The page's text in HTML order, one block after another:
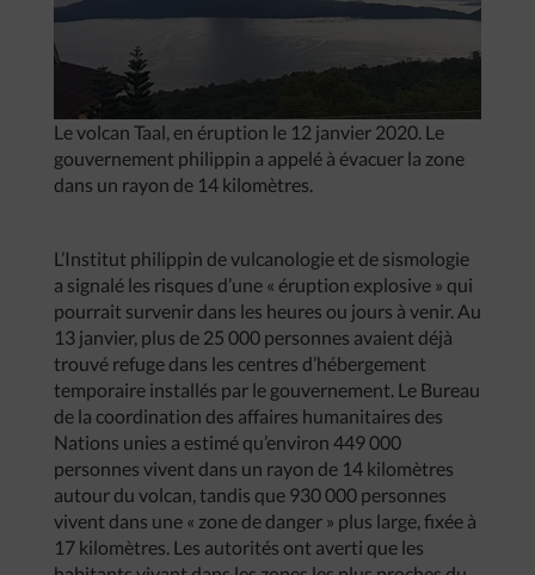
Le volcan Taal, en éruption le 12 janvier 2020. Le
gouvernement philippin a appelé à évacuer la zone
dans un rayon de 14 kilomètres.
L’Institut philippin de vulcanologie et de sismologie
a signalé les risques d’une « éruption explosive » qui
pourrait survenir dans les heures ou jours à venir. Au
13 janvier, plus de 25 000 personnes avaient déjà
trouvé refuge dans les centres d’hébergement
temporaire installés par le gouvernement. Le Bureau
de la coordination des affaires humanitaires des
Nations unies a estimé qu’environ 449 000
personnes vivent dans un rayon de 14 kilomètres
autour du volcan, tandis que 930 000 personnes
vivent dans une « zone de danger » plus large, fixée à
17 kilomètres. Les autorités ont averti que les